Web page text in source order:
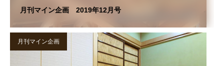
月刊マイン企画 2019年12月号
月刊マイン企画